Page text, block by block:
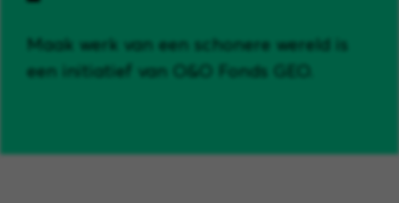
Maak werk van een schonere wereld is
een initiatief van O&O Fonds GEO.